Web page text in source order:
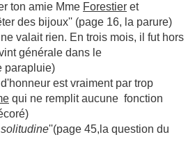
ton amie Mme Forestier et
des bijoux'' (page 16, la parure)
valait rien. En trois mois, il fut hors
générale dans le
parapluie)
est vraiment par trop
qui ne remplit aucune fonction
solitudine''(page 45,la question du